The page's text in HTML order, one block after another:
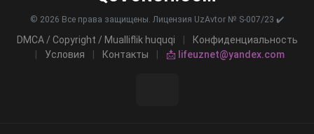
© 2026 Все права защищены. Лицензия UzAvtor № S-007/23 ✔️
DMCA / Copyright / Mualliflik huquqi
Конфиденциальность
Условия Контакты 📩 lifeuznet@yandex.com